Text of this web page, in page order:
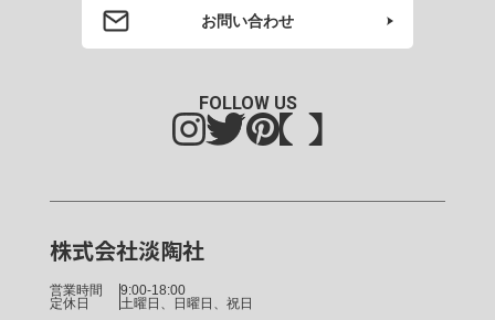
お問い合わせ
株式会社淡陶社
営業時間
9:00-18:00
定休日
土曜日、日曜日、祝日
FOLLOW US